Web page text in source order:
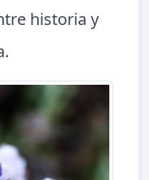
historia y